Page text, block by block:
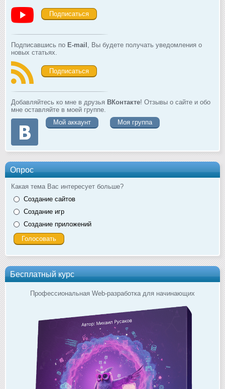
Подписаться
Подписавшись по E-mail , Вы будете получать уведомления о
новых статьях.
Подписаться
Добавляйтесь ко мне в друзья ВКонтакте! Отзывы о сайте и обо
мне оставляйте в моей группе.
Мой аккаунт
Моя группа
Опрос
Какая тема Вас интересует больше?
Создание сайтов
Создание игр
Создание приложений
Бесплатный курс
Профессиональная Web-разработка для начинающих